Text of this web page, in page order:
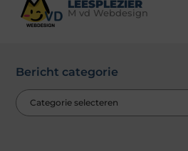
LEESPLEZIER
M vd Webdesign
Bericht categorie